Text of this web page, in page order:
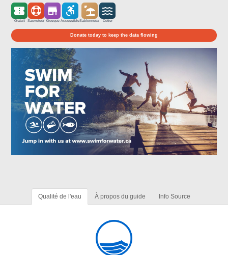
Gratuit Sauveteur Kiosque AccessibleSablonneux Côtier
Donate today to keep the data flowing
Qualité de l'eau À propos du guide Info Source